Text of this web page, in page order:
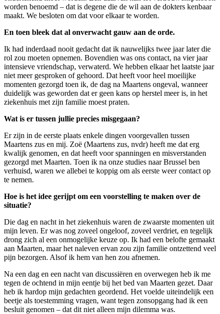
worden benoemd – dat is degene die de wil aan de dokters kenbaar
maakt. We besloten om dat voor elkaar te worden.
En toen bleek dat al onverwacht gauw aan de orde.
Ik had inderdaad nooit gedacht dat ik nauwelijks twee jaar later die
rol zou moeten opnemen. Bovendien was ons contact, na vier jaar
intensieve vriendschap, verwaterd. We hebben elkaar het laatste jaar
niet meer gesproken of gehoord. Dat heeft voor heel moeilijke
momenten gezorgd toen ik, de dag na Maartens ongeval, wanneer
duidelijk was geworden dat er geen kans op herstel meer is, in het
ziekenhuis met zijn familie moest praten.
Wat is er tussen jullie precies misgegaan?
Er zijn in de eerste plaats enkele dingen voorgevallen tussen
Maartens zus en mij. Zoë (Maartens zus, nvdr) heeft me dat erg
kwalijk genomen, en dat heeft voor spanningen en misverstanden
gezorgd met Maarten. Toen ik na onze studies naar Brussel ben
verhuisd, waren we allebei te koppig om als eerste weer contact op
te nemen.
Hoe is het idee gerijpt om een voorstelling te maken over de
situatie?
Die dag en nacht in het ziekenhuis waren de zwaarste momenten uit
mijn leven. Er was nog zoveel ongeloof, zoveel verdriet, en tegelijk
drong zich al een onmogelijke keuze op. Ik had een belofte gemaakt
aan Maarten, maar het naleven ervan zou zijn familie ontzettend veel
pijn bezorgen. Alsof ik hem van hen zou afnemen.
Na een dag en een nacht van discussiëren en overwegen heb ik me
tegen de ochtend in mijn eentje bij het bed van Maarten gezet. Daar
heb ik hardop mijn gedachten geordend. Het voelde uiteindelijk een
beetje als toestemming vragen, want tegen zonsopgang had ik een
besluit genomen – dat dit niet alleen mijn dilemma was.